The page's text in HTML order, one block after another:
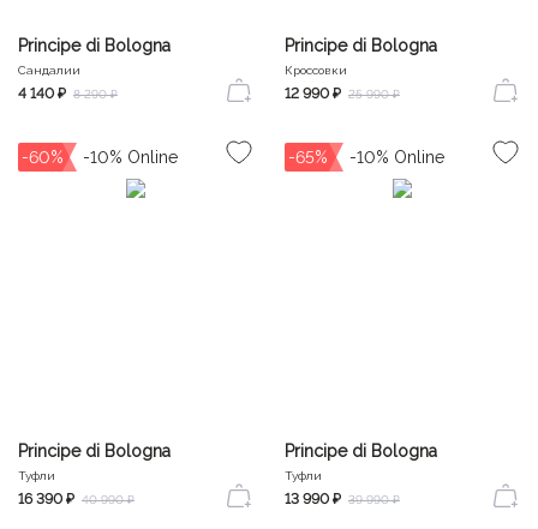
Principe di Bologna
Сандалии
4 140 ₽ 8 290 ₽
Principe di Bologna
Кроссовки
12 990 ₽ 25 990 ₽
-60%
Principe di Bologna
Туфли
16 390 ₽ 40 990 ₽
-65%
Principe di Bologna
Туфли
13 990 ₽ 39 990 ₽